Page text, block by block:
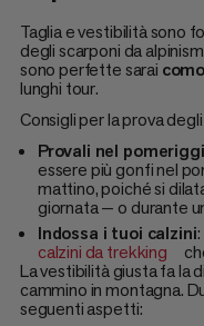
Taglia e vestibilità sono
degli scarponi da
sono perfette sarai
lunghi tour.
Consigli per la prova
Provali nel
essere più gonfi nel
mattino, poiché si
giornata — o durante
Indossa i tuoi calzini
calzini da trekking
La vestibilità giusta fa la
cammino in montagna.
seguenti aspetti: